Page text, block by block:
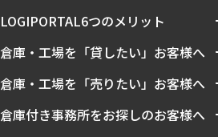
LOGIPORTAL6つのメリット
倉庫・工場を「貸したい」お客様へ
倉庫・工場を「売りたい」お客様へ
倉庫付き事務所をお探しのお客様へ